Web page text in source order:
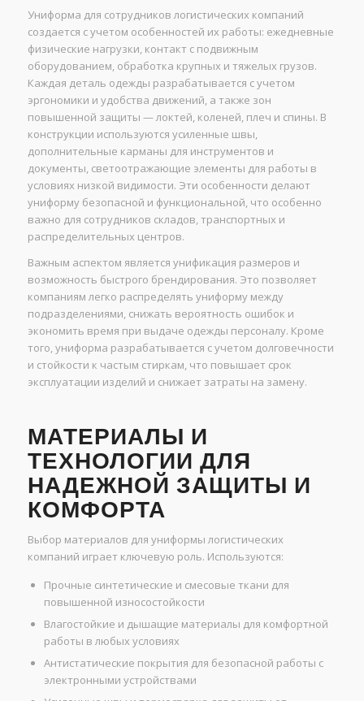
Униформа для сотрудников логистических компаний
создается с учетом особенностей их работы: ежедневные
физические нагрузки, контакт с подвижным
оборудованием, обработка крупных и тяжелых грузов.
Каждая деталь одежды разрабатывается с учетом
эргономики и удобства движений, а также зон
повышенной защиты — локтей, коленей, плеч и спины. В
конструкции используются усиленные швы,
дополнительные карманы для инструментов и
документы, светоотражающие элементы для работы в
условиях низкой видимости. Эти особенности делают
униформу безопасной и функциональной, что особенно
важно для сотрудников складов, транспортных и
распределительных центров.
Важным аспектом является унификация размеров и
возможность быстрого брендирования. Это позволяет
компаниям легко распределять униформу между
подразделениями, снижать вероятность ошибок и
экономить время при выдаче одежды персоналу. Кроме
того, униформа разрабатывается с учетом долговечности
и стойкости к частым стиркам, что повышает срок
эксплуатации изделий и снижает затраты на замену.
МАТЕРИАЛЫ И
ТЕХНОЛОГИИ ДЛЯ
НАДЕЖНОЙ ЗАЩИТЫ И
КОМФОРТА
Выбор материалов для униформы логистических
компаний играет ключевую роль. Используются:
Прочные синтетические и смесовые ткани для
повышенной износостойкости
Влагостойкие и дышащие материалы для комфортной
работы в любых условиях
Антистатические покрытия для безопасной работы с
электронными устройствами